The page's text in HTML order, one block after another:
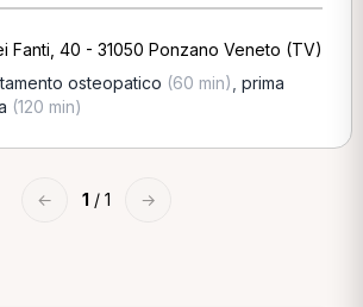
Fanti, 40 - 31050 Ponzano Veneto (TV)
osteopatico (60 min) prima
(120 min)
← 1 / 1 →